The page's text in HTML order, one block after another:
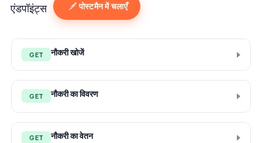
एंडपॉइंट्स पोस्टमैन में चलाएँ
GET नौकरी खोजें
GET नौकरी का विवरण
GET नौकरी का वेतन